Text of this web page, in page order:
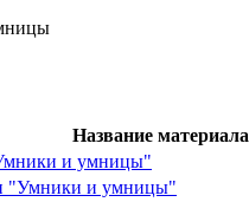
Название материала
и умницы"
"Умники и умницы"